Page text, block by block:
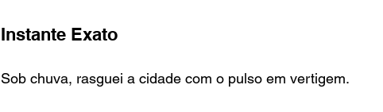
Instante Exato
Sob chuva, rasguei a cidade com o pulso em vertigem.